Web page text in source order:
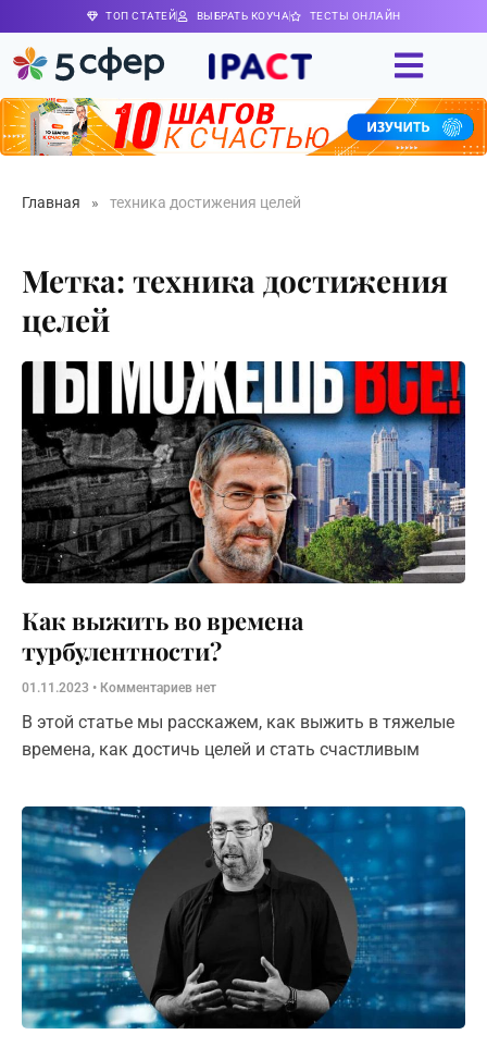
ТОП СТАТЕЙ ВЫБРАТЬ КОУЧА ТЕСТЫ ОНЛАЙН
Главная » техника достижения целей
Метка: техника достижения
целей
Как выжить во времена
турбулентности?
01.11.2023 Комментариев нет
В этой статье мы расскажем, как выжить в тяжелые
времена, как достичь целей и стать счастливым